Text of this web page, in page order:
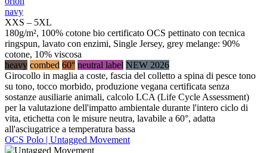
navy
XXS – 5XL
180g/m², 100% cotone bio certificato OCS pettinato con tecnica
ringspun, lavato con enzimi, Single Jersey, grey melange: 90%
cotone, 10% viscosa
heavy combed 60° neutral label NEW 2026
Girocollo in maglia a coste, fascia del colletto a spina di pesce tono
su tono, tocco morbido, produzione vegana certificata senza
sostanze ausiliarie animali, calcolo LCA (Life Cycle Assessment)
per la valutazione dell'impatto ambientale durante l'intero ciclo di
vita, etichetta con le misure neutra, lavabile a 60°, adatta
all'asciugatrice a temperatura bassa
OCS Polo | Untagged Movement